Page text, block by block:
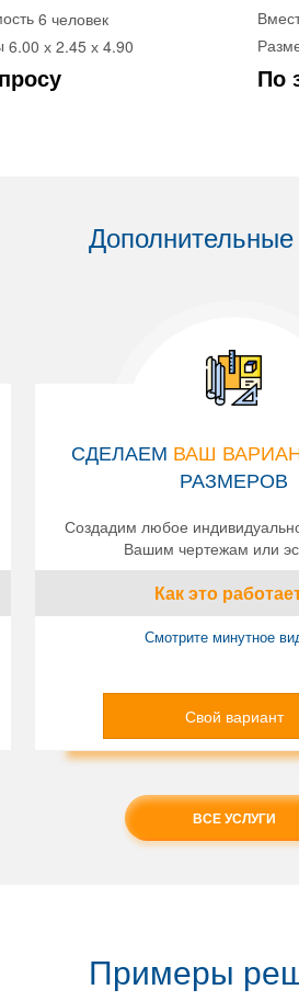
6 человек
6.00 х 2.45 х 4.90
По
Дополнительные
СДЕЛАЕМ ВАШ
РАЗМЕРОВ
Создадим любое
Вашим чертежам или
Как это
Смотрите минутное
Свой вариант
ВСЕ УСЛУГИ
Примеры